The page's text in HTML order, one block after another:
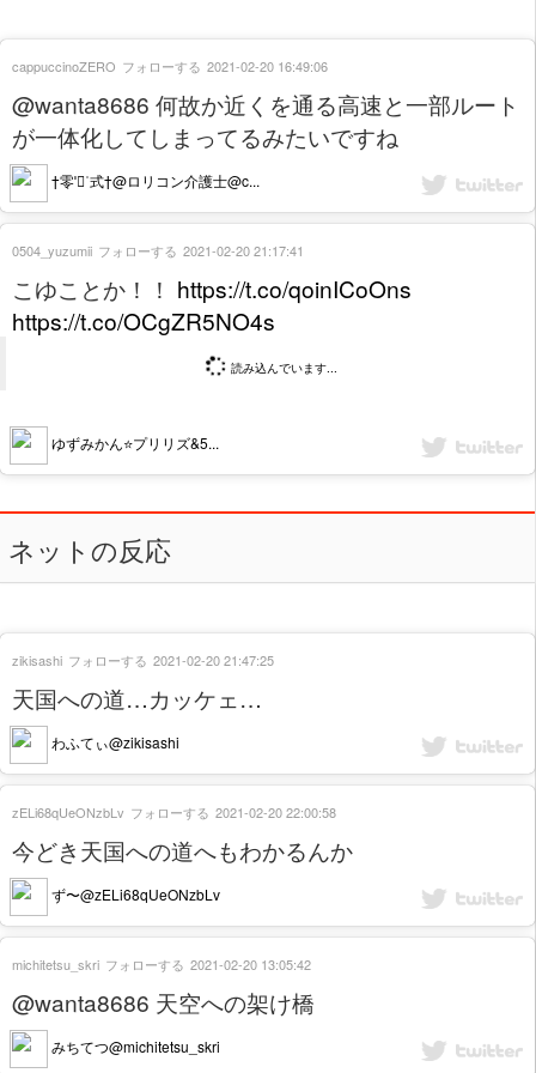
@wanta8686 何故か近くを通る高速と一部ルート
が一体化してしまってるみたいですね
†零ˈ⃢ˈ式†@ロリコン介護士@c...
cappuccinoZERO フォローする 2021-02-20 16:49:06
こゆことか！！ https://t.co/qoinICoOns
https://t.co/OCgZR5NO4s
読み込んでいます...
ゆずみかん⭐️プリリズ&5...
0504_yuzumii フォローする 2021-02-20 21:17:41
ネットの反応
天国への道…カッケェ…
わふてぃ@zikisashi
zikisashi フォローする 2021-02-20 21:47:25
今どき天国への道へもわかるんか
ず〜@zELi68qUeONzbLv
zELi68qUeONzbLv フォローする 2021-02-20 22:00:58
@wanta8686 天空への架け橋
みちてつ@michitetsu_skri
michitetsu_skri フォローする 2021-02-20 13:05:42